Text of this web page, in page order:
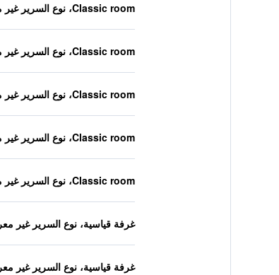
Classic room، نوع السرير غير معروف
Classic room، نوع السرير غير معروف
Classic room، نوع السرير غير معروف
Classic room، نوع السرير غير معروف
Classic room، نوع السرير غير معروف
غرفة قياسية، نوع السرير غير
غرفة قياسية، نوع السرير غير